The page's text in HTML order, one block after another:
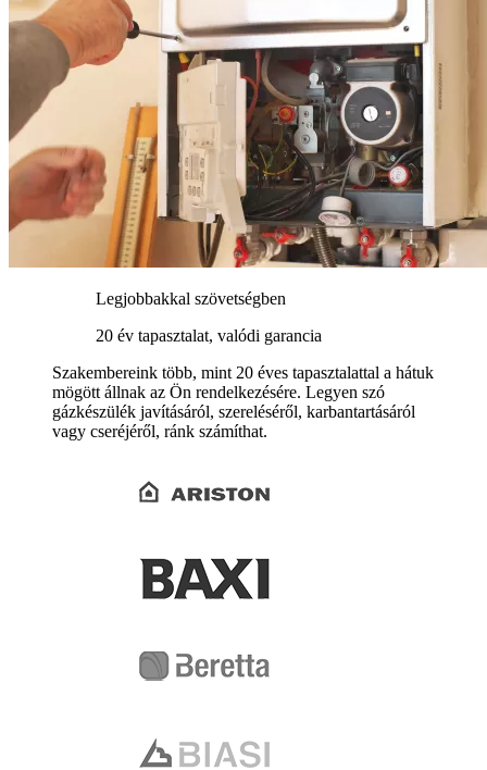
Legjobbakkal szövetségben
20 év tapasztalat, valódi garancia
Szakembereink több, mint 20 éves tapasztalattal a hátuk
mögött állnak az Ön rendelkezésére. Legyen szó
gázkészülék javításáról, szereléséről, karbantartásáról
vagy cseréjéről, ránk számíthat.